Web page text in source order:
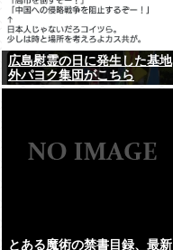
広島慰霊の日に発生した基地
外パヨク集団がこちら
とある魔術の禁書目録、最新